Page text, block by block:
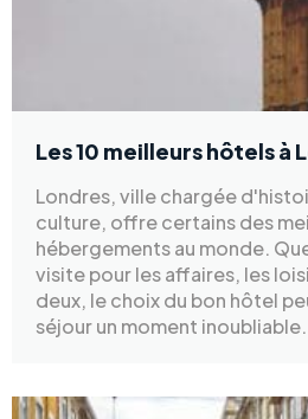
Les 10 meilleurs hôtels à
Londres, ville chargée
culture, offre certains des
hébergements au monde.
visite pour les affaires, les
deux, le choix du bon hôtel
séjour un moment inoubliable.